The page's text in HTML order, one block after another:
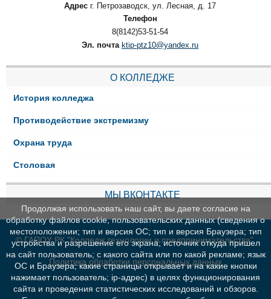
Адрес г. Петрозаводск, ул. Лесная, д. 17
Телефон
8(8142)53-51-54
Эл. почта ktip-ptz10@yandex.ru
О КОЛЛЕДЖЕ
История колледжа
Противодействие экстремизму
Охрана труда
Столовая
МЫ ВКОНТАКТЕ
© ГАПОУ РК "Колледж технологии и предпринимательства"
Политика обработки персональных данных
Продолжая использовать наш сайт, вы даете согласие на
обработку файлов cookie, пользовательских данных (сведения о
местоположении; тип и версия ОС; тип и версия Браузера; тип
устройства и разрешение его экрана; источник откуда пришел
на сайт пользователь; с какого сайта или по какой рекламе; язык
ОС и Браузера; какие страницы открывает и на какие кнопки
нажимает пользователь; ip-адрес) в целях функционирования
сайта и проведения статистических исследований и обзоров.